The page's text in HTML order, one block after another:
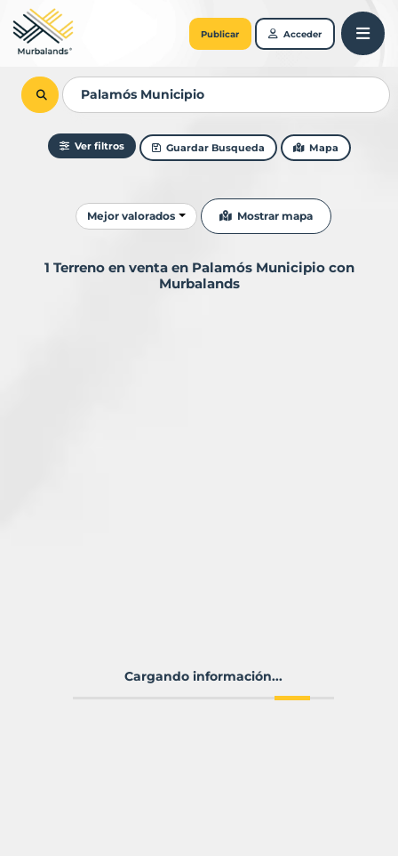
Publicar Acceder
Ver filtros Guardar Busqueda Mapa
Ordenar resultados
Mejor valorados Mostrar mapa
1 Terreno en venta en Palamós Municipio con
Murbalands
Cargando información...